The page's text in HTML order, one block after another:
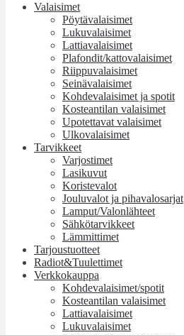
Valaisimet
Pöytävalaisimet
Lukuvalaisimet
Lattiavalaisimet
Plafondit/kattovalaisimet
Riippuvalaisimet
Seinävalaisimet
Kohdevalaisimet ja spotit
Kosteantilan valaisimet
Upotettavat valaisimet
Ulkovalaisimet
Tarvikkeet
Varjostimet
Lasikuvut
Koristevalot
Jouluvalot ja pihavalosarjat
Lamput/Valonlähteet
Sähkötarvikkeet
Lämmittimet
Tarjoustuotteet
Radiot&Tuulettimet
Verkkokauppa
Kohdevalaisimet/spotit
Kosteantilan valaisimet
Lattiavalaisimet
Lukuvalaisimet